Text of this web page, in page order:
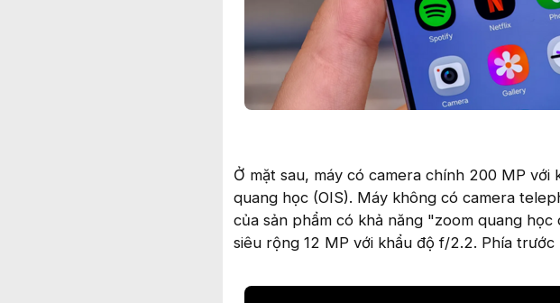
Ở mặt sau, máy có camera chính 200 MP
quang học (OIS). Máy không có camera
của sản phẩm có khả năng "zoom quang
siêu rộng 12 MP với khẩu độ f/2.2. Phía